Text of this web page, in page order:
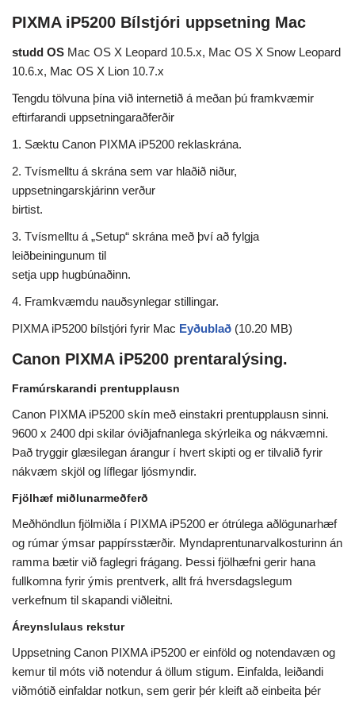
PIXMA iP5200 Bílstjóri uppsetning Mac
studd OS Mac OS X Leopard 10.5.x, Mac OS X Snow Leopard
10.6.x, Mac OS X Lion 10.7.x
Tengdu tölvuna þína við internetið á meðan þú framkvæmir
eftirfarandi uppsetningaraðferðir
1. Sæktu Canon PIXMA iP5200 reklaskrána.
2. Tvísmelltu á skrána sem var hlaðið niður,
uppsetningarskjárinn verður
birtist.
3. Tvísmelltu á „Setup“ skrána með því að fylgja
leiðbeiningunum til
setja upp hugbúnaðinn.
4. Framkvæmdu nauðsynlegar stillingar.
PIXMA iP5200 bílstjóri fyrir Mac Eyðublað (10.20 MB)
Canon PIXMA iP5200 prentaralýsing.
Framúrskarandi prentupplausn
Canon PIXMA iP5200 skín með einstakri prentupplausn sinni.
9600 x 2400 dpi skilar óviðjafnanlega skýrleika og nákvæmni.
Það tryggir glæsilegan árangur í hvert skipti og er tilvalið fyrir
nákvæm skjöl og líflegar ljósmyndir.
Fjölhæf miðlunarmeðferð
Meðhöndlun fjölmiðla í PIXMA iP5200 er ótrúlega aðlögunarhæf
og rúmar ýmsar pappírsstærðir. Myndaprentunarvalkosturinn án
ramma bætir við faglegri frágang. Þessi fjölhæfni gerir hana
fullkomna fyrir ýmis prentverk, allt frá hversdagslegum
verkefnum til skapandi viðleitni.
Áreynslulaus rekstur
Uppsetning Canon PIXMA iP5200 er einföld og notendavæn og
kemur til móts við notendur á öllum stigum. Einfalda, leiðandi
viðmótið einfaldar notkun, sem gerir þér kleift að einbeita þér